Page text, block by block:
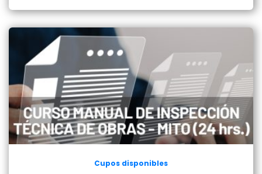
Cupos disponibles